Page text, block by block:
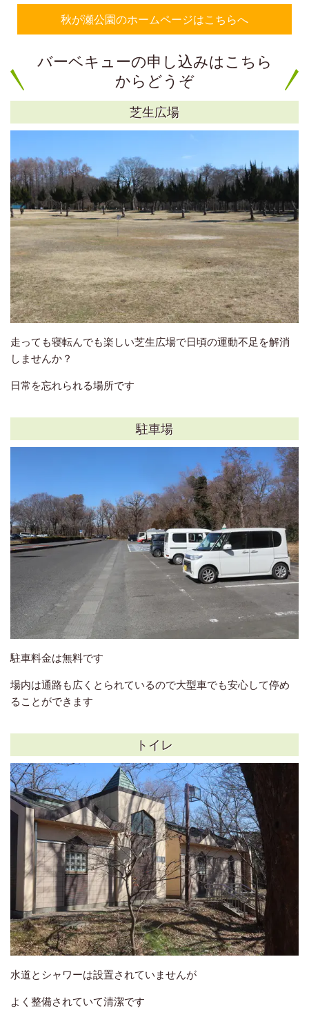
秋が瀬公園のホームページはこちらへ
バーベキューの申し込みはこちら
からどうぞ
芝生広場
走っても寝転んでも楽しい芝生広場で日頃の運動不足を解消
しませんか？
日常を忘れられる場所です
駐車場
駐車料金は無料です
場内は通路も広くとられているので大型車でも安心して停め
ることができます
トイレ
水道とシャワーは設置されていませんが
よく整備されていて清潔です